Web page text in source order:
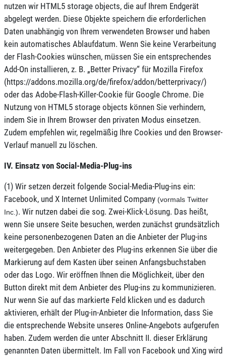
nutzen wir HTML5 storage objects, die auf Ihrem Endgerät
abgelegt werden. Diese Objekte speichern die erforderlichen
Daten unabhängig von Ihrem verwendeten Browser und haben
kein automatisches Ablaufdatum. Wenn Sie keine Verarbeitung
der Flash-Cookies wünschen, müssen Sie ein entsprechendes
Add-On installieren, z. B. „Better Privacy“ für Mozilla Firefox
(https://addons.mozilla.org/de/firefox/addon/betterprivacy/)
oder das Adobe-Flash-Killer-Cookie für Google Chrome. Die
Nutzung von HTML5 storage objects können Sie verhindern,
indem Sie in Ihrem Browser den privaten Modus einsetzen.
Zudem empfehlen wir, regelmäßig Ihre Cookies und den Browser-
Verlauf manuell zu löschen.
IV. Einsatz von Social-Media-Plug-ins
(1) Wir setzen derzeit folgende Social-Media-Plug-ins ein:
Facebook, und X Internet Unlimited Company (vormals Twitter
Inc.). Wir nutzen dabei die sog. Zwei-Klick-Lösung. Das heißt,
wenn Sie unsere Seite besuchen, werden zunächst grundsätzlich
keine personenbezogenen Daten an die Anbieter der Plug-ins
weitergegeben. Den Anbieter des Plug-ins erkennen Sie über die
Markierung auf dem Kasten über seinen Anfangsbuchstaben
oder das Logo. Wir eröffnen Ihnen die Möglichkeit, über den
Button direkt mit dem Anbieter des Plug-ins zu kommunizieren.
Nur wenn Sie auf das markierte Feld klicken und es dadurch
aktivieren, erhält der Plug-in-Anbieter die Information, dass Sie
die entsprechende Website unseres Online-Angebots aufgerufen
haben. Zudem werden die unter Abschnitt II. dieser Erklärung
genannten Daten übermittelt. Im Fall von Facebook und Xing wird